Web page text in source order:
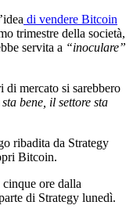
di vendere Bitcoin
trimestre della società,
servita a “inoculare”
di mercato si sarebbero
bene, il settore sta
ribadita da Strategy
Bitcoin.
cinque ore dalla
di Strategy lunedì.